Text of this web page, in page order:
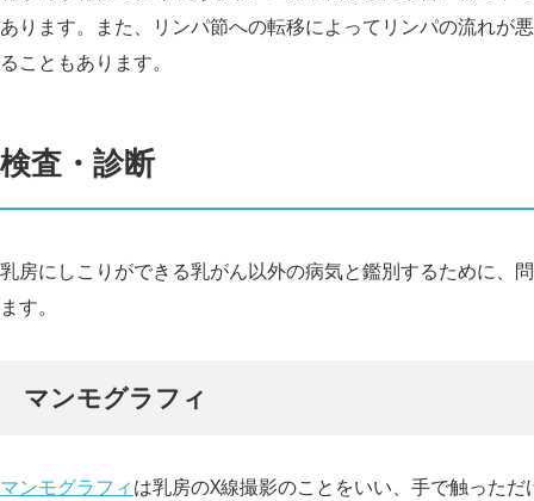
あります。また、リンパ節への転移によってリンパの流れが
ることもあります。
検査・診断
乳房にしこりができる乳がん以外の病気と鑑別するために、
ます。
マンモグラフィ
マンモグラフィは乳房のX線撮影のことをいい、手で触った